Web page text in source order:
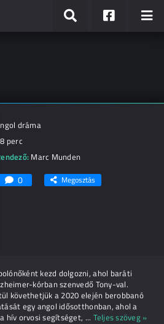
dráma
perc
Marc Munden
0 Megosztás
kezd dolgozni, ahol baráti
kórban szenvedő Tony-val.
követhetjük a 2020 elején berobbanó
egy angol idősotthonban, ahol a
hív orvosi segítséget, ... Teljes szöveg »